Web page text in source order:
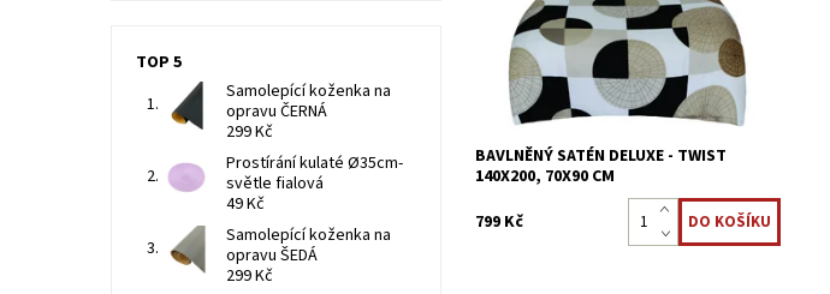
Dostupnost:
Skladem >5 ks
8595248439009
BAVLNĚNÝ SATÉN DELUXE - TWIST
140X200, 70X90 CM
799 Kč
TOP 5
Samolepící koženka na
opravu ČERNÁ
299 Kč
Prostírání kulaté Ø35cm-
světle fialová
49 Kč
Samolepící koženka na
opravu ŠEDÁ
299 Kč